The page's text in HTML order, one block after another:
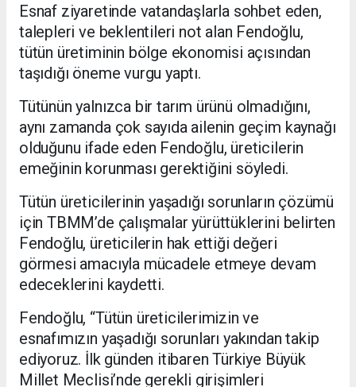
Esnaf ziyaretinde vatandaşlarla sohbet eden,
talepleri ve beklentileri not alan Fendoğlu,
tütün üretiminin bölge ekonomisi açısından
taşıdığı öneme vurgu yaptı.
Tütünün yalnızca bir tarım ürünü olmadığını,
aynı zamanda çok sayıda ailenin geçim kaynağı
olduğunu ifade eden Fendoğlu, üreticilerin
emeğinin korunması gerektiğini söyledi.
Tütün üreticilerinin yaşadığı sorunların çözümü
için TBMM’de çalışmalar yürüttüklerini belirten
Fendoğlu, üreticilerin hak ettiği değeri
görmesi amacıyla mücadele etmeye devam
edeceklerini kaydetti.
Fendoğlu, “Tütün üreticilerimizin ve
esnafımızın yaşadığı sorunları yakından takip
ediyoruz. İlk günden itibaren Türkiye Büyük
Millet Meclisi’nde gerekli girişimleri